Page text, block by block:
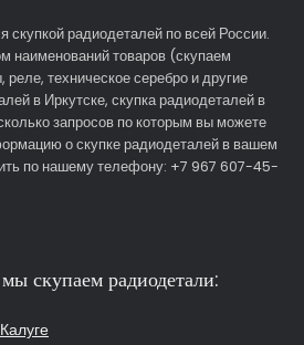
скупкой радиодеталей по всей России.
наименований товаров (скупаем
реле, техническое серебро и другие
в Иркутске, скупка радиодеталей в
запросов по которым вы можете
о скупке радиодеталей в вашем
по нашему телефону: +7 967 607-45-
скупаем радиодетали: